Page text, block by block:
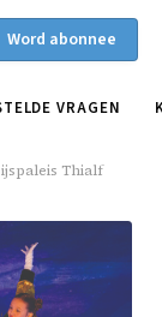
Word abonnee
VRAGEN
Thialf